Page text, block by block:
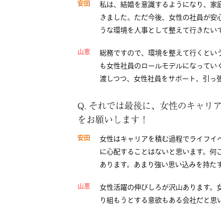
安田
私は、結婚を意識するようになり、家
きました。ただ今後、女性の社員が
うな環境を人事として整えて行きたい
山恵
総務ですので、環境を整えて行くとい
も女性社員のロールモデルになって
渡しつつ、女性社員をサポート、引っ
Q. それでは最後に、女性のキャリ
をお願いします！
安田
女性はキャリアを積む過程でライフイ
に心配することはないと思います。
あります。あまり強い思い込みを持た
山恵
女性活躍の伸びしろが沢山あります。
り組もうとする意欲もある会社だと